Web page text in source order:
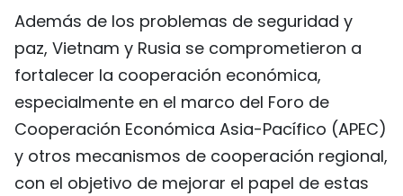
Además de los problemas de seguridad y
paz, Vietnam y Rusia se comprometieron a
fortalecer la cooperación económica,
especialmente en el marco del Foro de
Cooperación Económica Asia-Pacífico (APEC)
y otros mecanismos de cooperación regional,
con el objetivo de mejorar el papel de estas